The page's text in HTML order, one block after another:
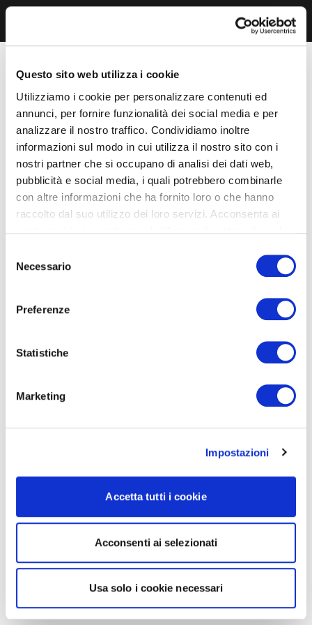
Questo sito web utilizza i cookie
Utilizziamo i cookie per personalizzare contenuti ed
annunci, per fornire funzionalità dei social media e per
analizzare il nostro traffico. Condividiamo inoltre
informazioni sul modo in cui utilizza il nostro sito con i
nostri partner che si occupano di analisi dei dati web,
pubblicità e social media, i quali potrebbero combinarle
con altre informazioni che ha fornito loro o che hanno
raccolto dal suo utilizzo dei loro servizi. Acconsenta ai
delNecessario
Preferenze
Statistiche
Marketing
Impostazioni
Accetta tutti i cookie
Acconsenti ai selezionati
Usa solo i cookie necessari